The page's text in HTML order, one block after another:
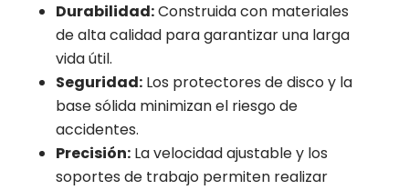
Durabilidad:Construida con materiales
de alta calidad para garantizar una larga
vida útil.
Seguridad:Los protectores de disco y la
base sólida minimizan el riesgo de
accidentes.
Precisión:La velocidad ajustable y los
soportes de trabajo permiten realizar